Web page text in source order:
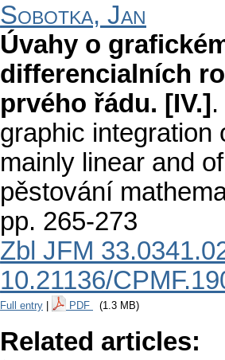
Sobotka, Jan
Úvahy o
differencialních
prvého řádu. [IV.] .
graphic integration
mainly linear and
pěstování
pp. 265-273
Zbl JFM
10.21136/
Full entry PDF (1.3 MB)
Related articles: